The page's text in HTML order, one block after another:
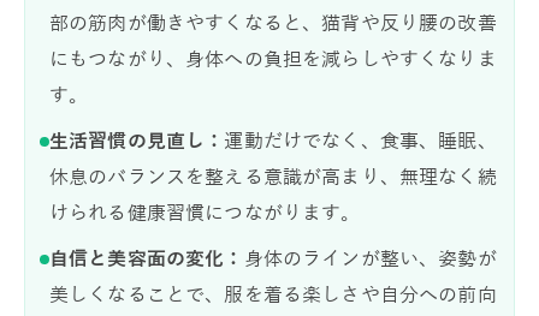
部の筋肉が働きやすくなると、猫背や反り腰の改善
にもつながり、身体への負担を減らしやすくなりま
す。
生活習慣の見直し： 運動だけでなく、食事、睡眠、
休息のバランスを整える意識が高まり、無理なく続
けられる健康習慣につながります。
自信と美容面の変化： 身体のラインが整い、姿勢が
美しくなることで、服を着る楽しさや自分への前向